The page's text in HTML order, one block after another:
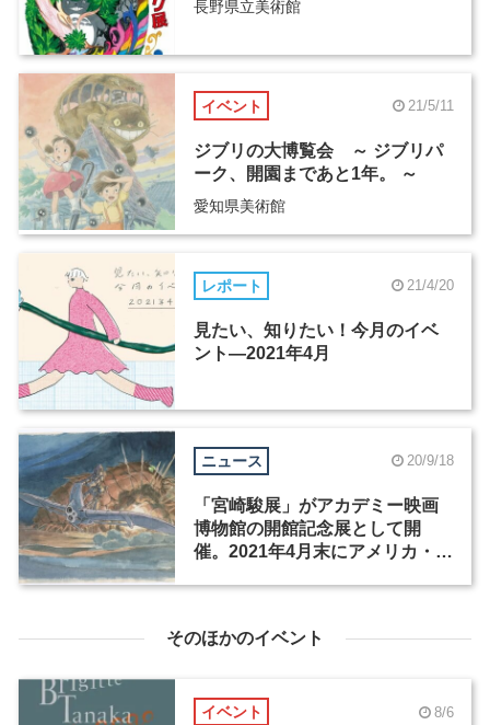
長野県立美術館
イベント 21/5/11
ジブリの大博覧会 ～ ジブリパ
ーク、開園まであと1年。 ～
愛知県美術館
レポート 21/4/20
見たい、知りたい！今月のイベ
ント―2021年4月
ニュース 20/9/18
「宮崎駿展」がアカデミー映画
博物館の開館記念展として開
催。2021年4月末にアメリカ・ロ
そのほかのイベント
イベント 8/6